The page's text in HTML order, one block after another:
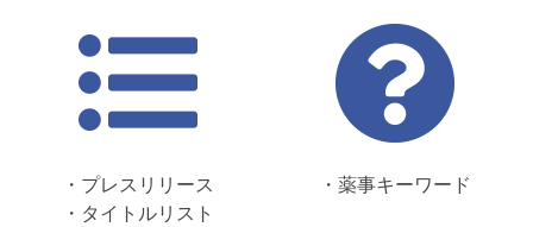
・プレスリリース
・タイトルリスト
・薬事キーワード